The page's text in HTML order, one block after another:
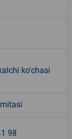
ko'chasi
98